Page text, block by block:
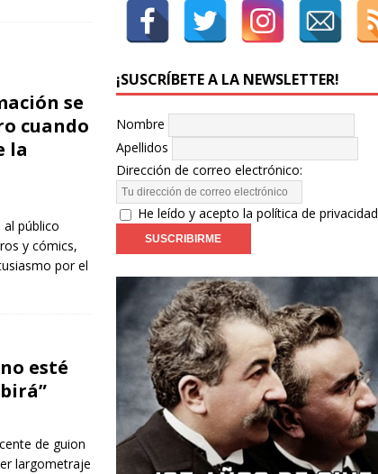
forma de
se
cuando
la
público
y cómics,
por el
esté
de guion
largometraje
¡SUSCRÍBETE A LA NEWSLETTER!
Nombre
Apellidos
Dirección de correo electrónico:
He leído y acepto la política de privacidad